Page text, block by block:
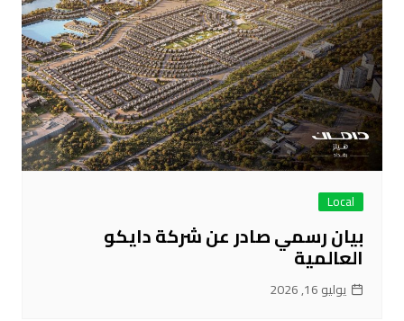
Local
بيان رسمي صادر عن شركة دايكو
العالمية
يوليو 16, 2026